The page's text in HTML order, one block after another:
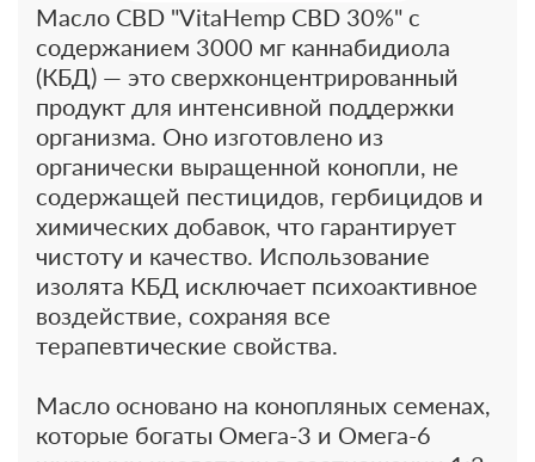
Масло CBD "VitaHemp CBD 30%" с
содержанием 3000 мг каннабидиола
(КБД) — это сверхконцентрированный
продукт для интенсивной поддержки
организма. Оно изготовлено из
органически выращенной конопли, не
содержащей пестицидов, гербицидов и
химических добавок, что гарантирует
чистоту и качество. Использование
изолята КБД исключает психоактивное
воздействие, сохраняя все
терапевтические свойства.
Масло основано на конопляных семенах,
которые богаты Омега-3 и Омега-6